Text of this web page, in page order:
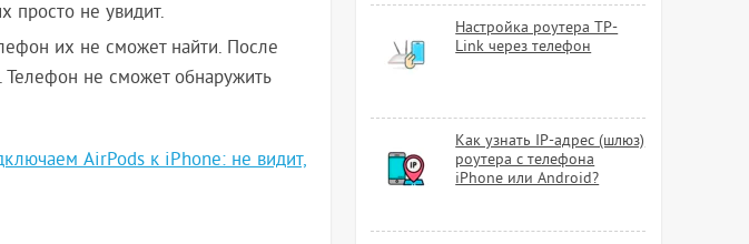
просто не увидит.
их не сможет найти. После
не сможет обнаружить
AirPods к iPhone: не видит,
Настройка роутера TP-
Link через телефон
Как узнать IP-адрес (шлюз)
роутера с телефона
iPhone или Android?